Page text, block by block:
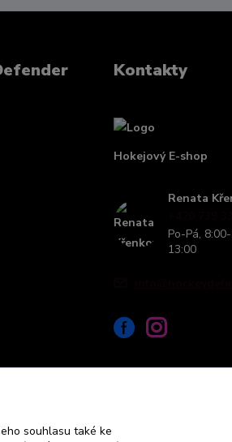
Kontakty
Hokejový E-shop
Renata
Po-Pá,
13:00
souhlasu také ke